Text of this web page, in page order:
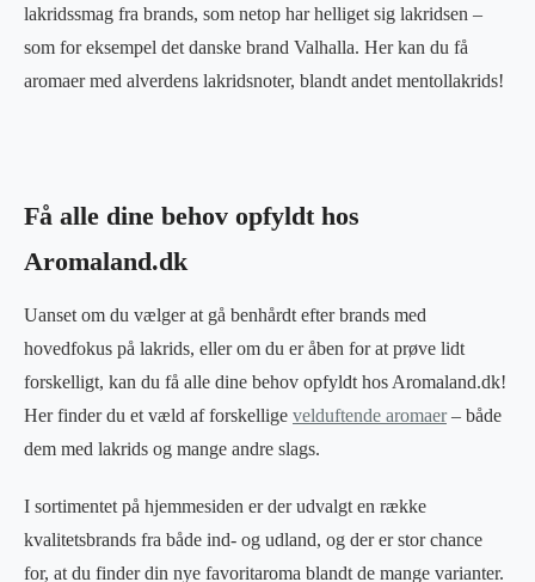
lakridssmag fra brands, som netop har helliget sig lakridsen –
som for eksempel det danske brand Valhalla. Her kan du få
aromaer med alverdens lakridsnoter, blandt andet mentollakrids!
Få alle dine behov opfyldt hos
Aromaland.dk
Uanset om du vælger at gå benhårdt efter brands med
hovedfokus på lakrids, eller om du er åben for at prøve lidt
forskelligt, kan du få alle dine behov opfyldt hos Aromaland.dk!
Her finder du et væld af forskellige velduftende aromaer– både
dem med lakrids og mange andre slags.
I sortimentet på hjemmesiden er der udvalgt en række
kvalitetsbrands fra både ind- og udland, og der er stor chance
for, at du finder din nye favoritaroma blandt de mange varianter.